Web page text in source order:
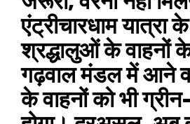
एंट्रीचारधाम यात्रा
श्रद्धालुओं के वाहनों
गढ़वाल मंडल में आने
के वाहनों को भी